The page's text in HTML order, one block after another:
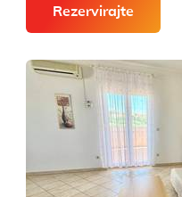
Rezervirajte